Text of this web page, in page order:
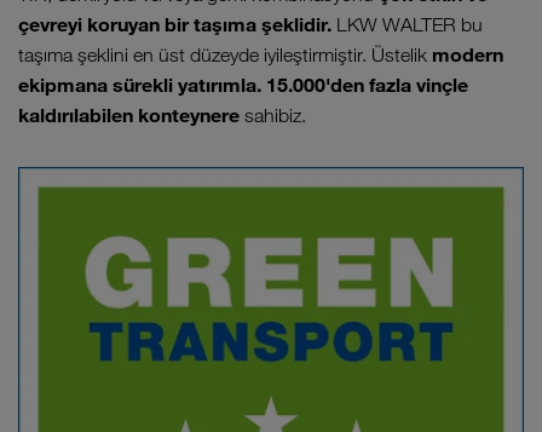
çevreyi koruyan bir taşıma şeklidir. LKW WALTER bu
taşıma şeklini en üst düzeyde iyileştirmiştir. Üstelik modern
ekipmana sürekli yatırımla. 15.000'den fazla vinçle
kaldırılabilen konteynere sahibiz.